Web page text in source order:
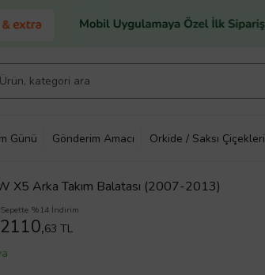
Günü Gönderim Amacı Orkide / Saksı Çiçekleri
X5 Arka Takım Balatası (2007-2013)
Sepette %14 İndirim
2110,63 TL